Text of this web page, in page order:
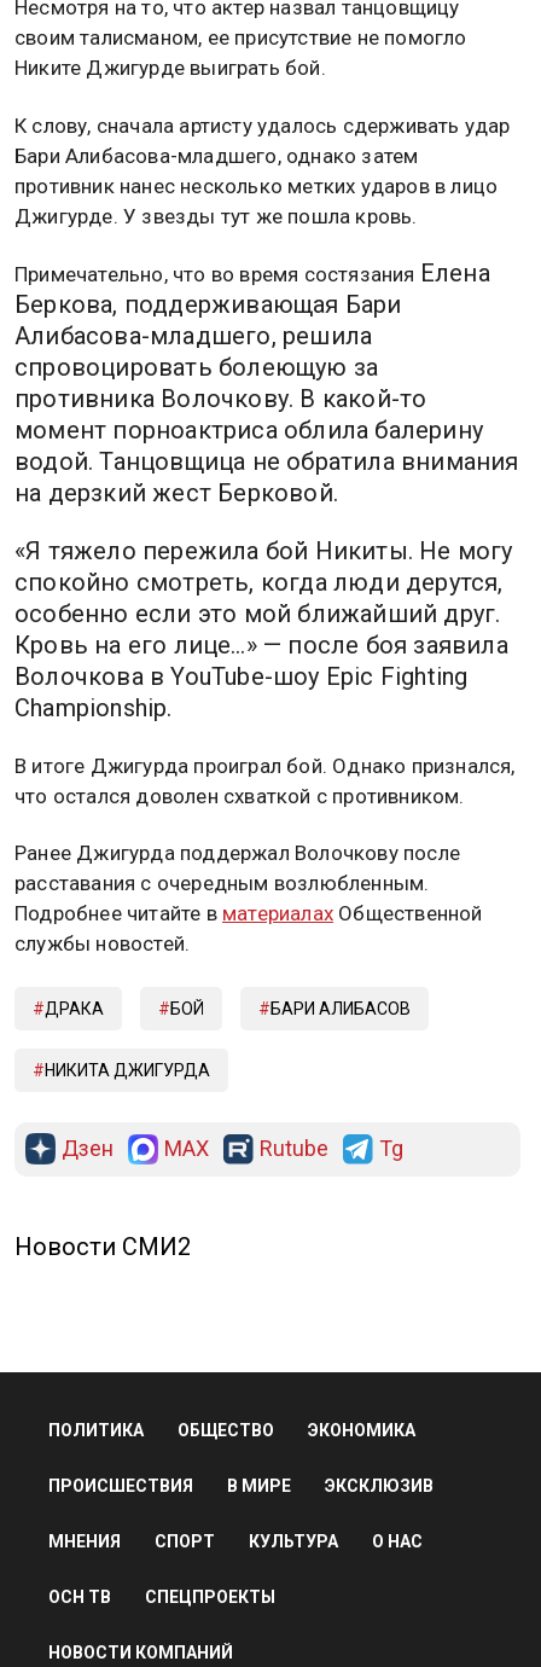
Несмотря на то, что актер назвал танцовщицу
своим талисманом, ее присутствие не помогло
Никите Джигурде выиграть бой.
К слову, сначала артисту удалось сдерживать удар
Бари Алибасова-младшего, однако затем
противник нанес несколько метких ударов в лицо
Джигурде. У звезды тут же пошла кровь.
Примечательно, что во время состязания Елена
Беркова, поддерживающая Бари
Алибасова-младшего, решила
спровоцировать болеющую за
противника Волочкову. В какой-то
момент порноактриса облила балерину
водой. Танцовщица не обратила внимания
на дерзкий жест Берковой.
«Я тяжело пережила бой Никиты. Не могу
спокойно смотреть, когда люди дерутся,
особенно если это мой ближайший друг.
Кровь на его лице…» — после боя заявила
Волочкова в YouTube-шоу Epic Fighting
Championship.
В итоге Джигурда проиграл бой. Однако признался,
что остался доволен схваткой с противником.
Ранее Джигурда поддержал Волочкову после
расставания с очередным возлюбленным.
Подробнее читайте в материалах Общественной
службы новостей.
ДРАКА БОЙ БАРИ АЛИБАСОВ
НИКИТА ДЖИГУРДА
Дзен MAX Rutube Tg
Новости СМИ2
ПОЛИТИКА ОБЩЕСТВО ЭКОНОМИКА
ПРОИСШЕСТВИЯ В МИРЕ ЭКСКЛЮЗИВ
МНЕНИЯ СПОРТ КУЛЬТУРА О НАС
ОСН ТВ СПЕЦПРОЕКТЫ
НОВОСТИ КОМПАНИЙ